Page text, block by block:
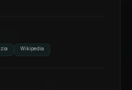
Wikipedia